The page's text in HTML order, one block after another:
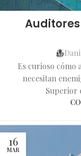
Es curioso cómo
necesitan
Superior
16
MAR